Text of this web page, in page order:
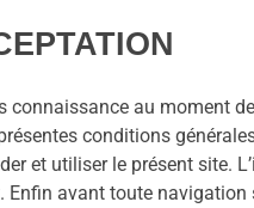
connaissance au moment
conditions
et utiliser le présent site.
avant toute navigation